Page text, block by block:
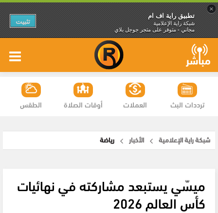
×
تطبيق راية اف ام
شبكة راية الإعلامية
مجاني - متوفر على متجر جوجل بلاي
تثبيت
الطقس أوقات الصلاة العملات ترددات البث
شبكة راية الإعلامية الأخبار رياضة
ميسّي يستبعد مشاركته في نهائيات
كأس العالم 2026